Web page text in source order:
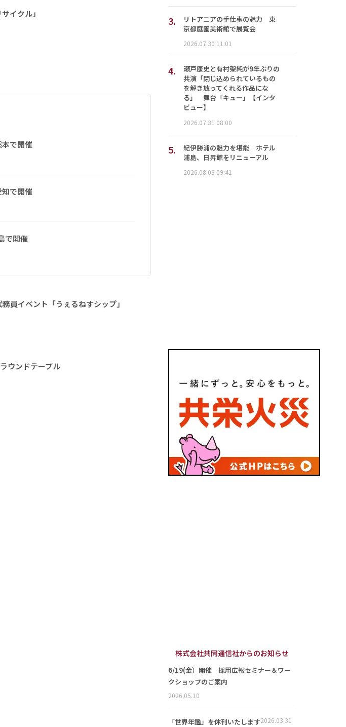
イクル」
で開催
で開催
で開催
員イベント「うぇるねすシップ」
ウンドテーブル
3.
リトアニアの手仕事の魅力 東
京都庭園美術館で展覧会
2026.07.30 11:01
4.
瀬戸康史と有村架純が9年ぶりの
共演「閉じ込められているもの
を解き放ってくれる作品にな
る」 舞台「キュー」【インタ
ビュー】
2026.07.31 08:00
5.
紀伊勝浦の魅力を堪能 ホテル
浦島、日昇館をリニューアル
2026.08.03 09:41
株式会社共同通信社からのお知らせ
6/19(金）開催 採用広報セミナー＆ワー
クショップのご案内
2026.05.10
「世界年鑑」を休刊いたします2026.03.31